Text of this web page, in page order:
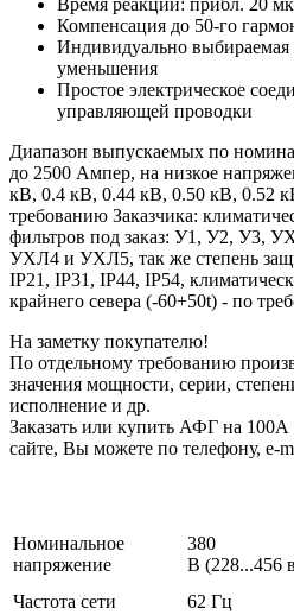
Компенсация до 50-го
Индивидуально выбираемая
уменьшения
Простое электрическое
управляющей проводки
Диапазон выпускаемых по
до 2500 Ампер, на низкое
кВ, 0.4 кВ, 0.44 кВ, 0.50 кВ, 0.52
требованию Заказчика:
фильтров под заказ: У1, У2,
УХЛ4 и УХЛ5, так же степень
IP21, IP31, IP44, IP54,
крайнего севера (-60+50t) - по
На заметку покупателю!
По отдельному требованию
значения мощности, серии,
исполнение и др.
Заказать или купить АФГ на 100А
сайте, Вы можете по телефону, e-
Номинальное
напряжение
380
В (228...456
Частота сети
62 Гц